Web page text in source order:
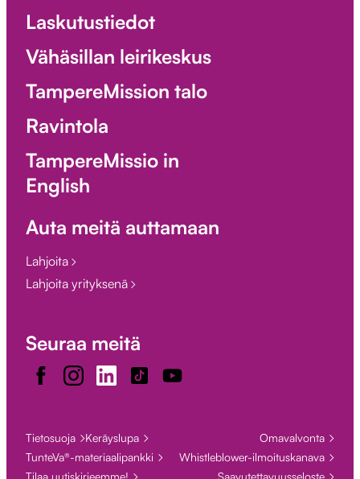
Laskutustiedot
Vähäsillan leirikeskus
TampereMission talo
Ravintola
TampereMissio in
English
Auta meitä auttamaan
Lahjoita
Lahjoita yrityksenä
Seuraa meitä
FacebookInstagramLinkedInTikTokYoutube
Tietosuoja Keräyslupa
Omavalvonta
TunteVa®-materiaalipankki
Whistleblower-ilmoituskanava
Tilaa uutiskirjeemme!
Saavutettavuusseloste